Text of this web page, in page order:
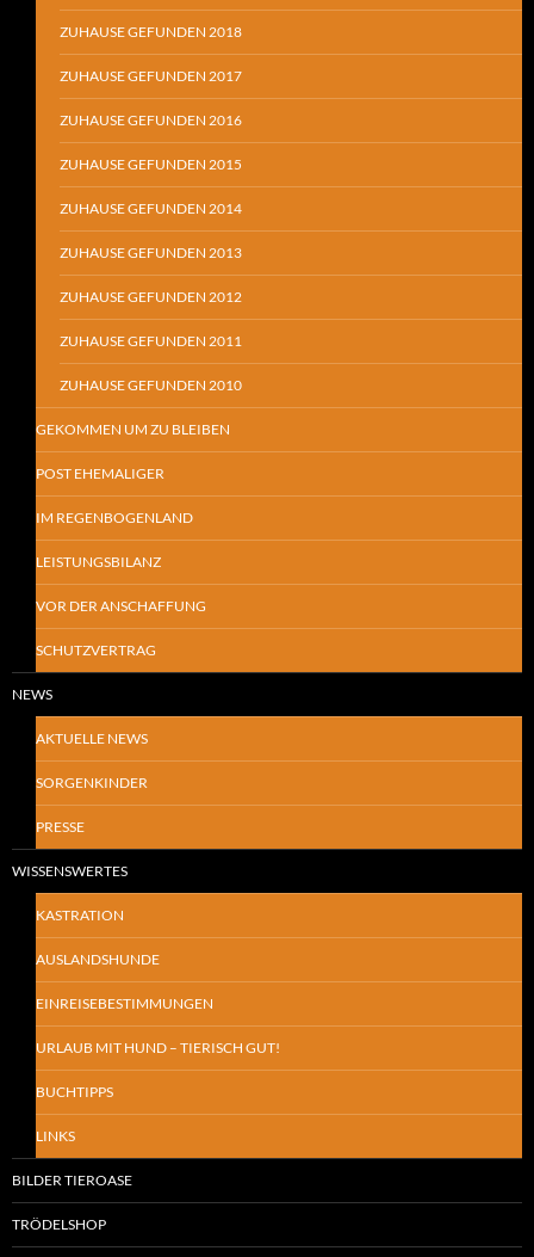
ZUHAUSE GEFUNDEN 2018
ZUHAUSE GEFUNDEN 2017
ZUHAUSE GEFUNDEN 2016
ZUHAUSE GEFUNDEN 2015
ZUHAUSE GEFUNDEN 2014
ZUHAUSE GEFUNDEN 2013
ZUHAUSE GEFUNDEN 2012
ZUHAUSE GEFUNDEN 2011
ZUHAUSE GEFUNDEN 2010
GEKOMMEN UM ZU BLEIBEN
POST EHEMALIGER
IM REGENBOGENLAND
LEISTUNGSBILANZ
VOR DER ANSCHAFFUNG
SCHUTZVERTRAG
NEWS
AKTUELLE NEWS
SORGENKINDER
PRESSE
WISSENSWERTES
KASTRATION
AUSLANDSHUNDE
EINREISEBESTIMMUNGEN
URLAUB MIT HUND – TIERISCH GUT!
BUCHTIPPS
LINKS
BILDER TIEROASE
TRÖDELSHOP